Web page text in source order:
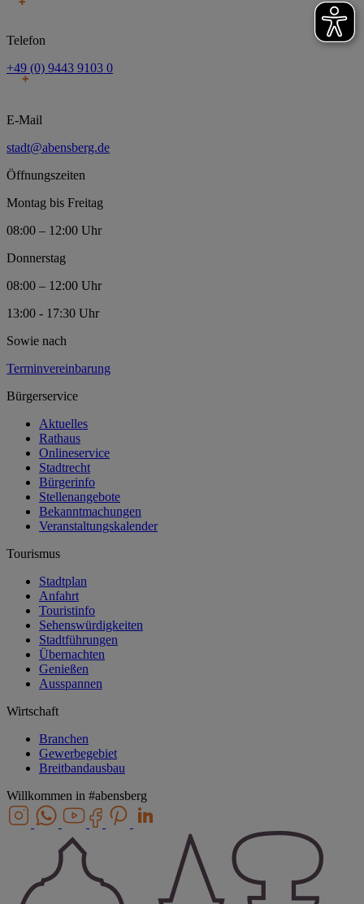
Telefon
+49 (0) 9443 9103 0
E-Mail
stadt@abensberg.de
Öffnungszeiten
Montag bis Freitag
08:00 – 12:00 Uhr
Donnerstag
08:00 – 12:00 Uhr
13:00 - 17:30 Uhr
Sowie nach
Terminvereinbarung
Bürgerservice
Aktuelles
Rathaus
Onlineservice
Stadtrecht
Bürgerinfo
Stellenangebote
Bekanntmachungen
Veranstaltungskalender
Tourismus
Stadtplan
Anfahrt
Touristinfo
Sehenswürdigkeiten
Stadtführungen
Übernachten
Genießen
Ausspannen
Wirtschaft
Branchen
Gewerbegebiet
Breitbandausbau
Willkommen in #abensberg